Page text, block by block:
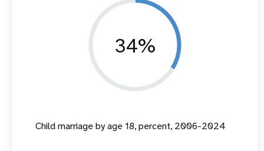
34%
Child marriage by age 18, percent, 2006-2024